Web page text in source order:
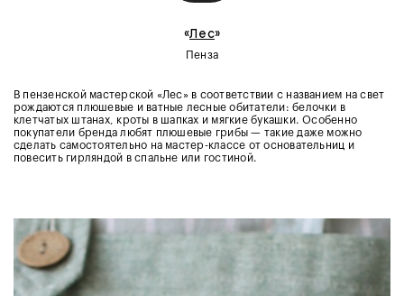
«Лес»
Пенза
В пензенской мастерской «Лес» в соответствии с названием на свет
рождаются плюшевые и ватные лесные обитатели: белочки в
клетчатых штанах, кроты в шапках и мягкие букашки. Особенно
покупатели бренда любят плюшевые грибы — такие даже можно
сделать самостоятельно на мастер-классе от основательниц и
повесить гирляндой в спальне или гостиной.